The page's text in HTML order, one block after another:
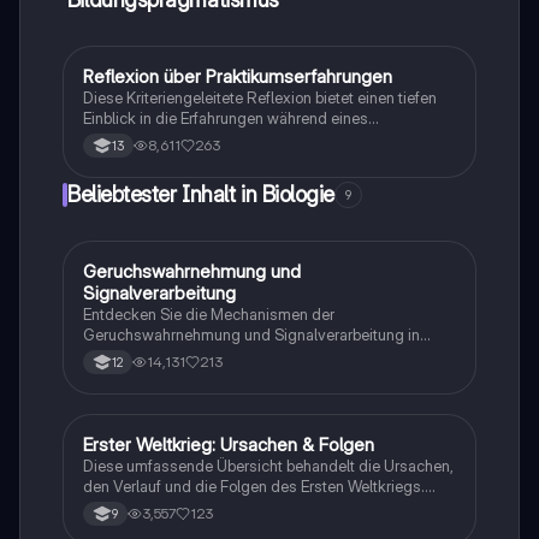
Gesch./Soz./pol. Bildung
Reflexion über Praktikumserfahrungen
Diese Kriteriengeleitete Reflexion bietet einen tiefen
Einblick in die Erfahrungen während eines
dreiwöchigen Praktikums in der XYbranche. Sie
behandelt soziale, funktionale und berufsorientierende
Aspekte, die das Praktikum prägten, und hebt die
Bedeutung der Branche sowie die vielfältigen
die XYbranche erfahren möchten.
13 8,611 263
Beliebtester Inhalt in Biologie 9
Biologie
Geruchswahrnehmung und
Signalverarbeitung
Entdecken Sie die Mechanismen der
Geruchswahrnehmung und Signalverarbeitung in
Nervenzellen. Diese Übungsaufgaben für das
mündliche Abitur in Neurobiologie behandeln
Studierende, die sich auf Prüfungen vorbereiten.
12 14,131 213
Geschichte
Erster Weltkrieg: Ursachen & Folgen
Diese umfassende Übersicht behandelt die Ursachen,
den Verlauf und die Folgen des Ersten Weltkriegs.
Erfahren Sie mehr über die Julikrise 1914, die
Kriegsziele der Großmächte, den Schlieffen-Plan, den
9 3,557 123